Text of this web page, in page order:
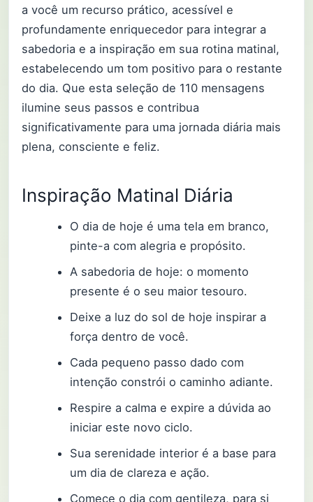
a você um recurso prático, acessível e
profundamente enriquecedor para integrar a
sabedoria e a inspiração em sua rotina matinal,
estabelecendo um tom positivo para o restante
do dia. Que esta seleção de 110 mensagens
ilumine seus passos e contribua
significativamente para uma jornada diária mais
plena, consciente e feliz.
Inspiração Matinal Diária
O dia de hoje é uma tela em branco,
pinte-a com alegria e propósito.
A sabedoria de hoje: o momento
presente é o seu maior tesouro.
Deixe a luz do sol de hoje inspirar a
força dentro de você.
Cada pequeno passo dado com
intenção constrói o caminho adiante.
Respire a calma e expire a dúvida ao
iniciar este novo ciclo.
Sua serenidade interior é a base para
um dia de clareza e ação.
Comece o dia com gentileza, para si